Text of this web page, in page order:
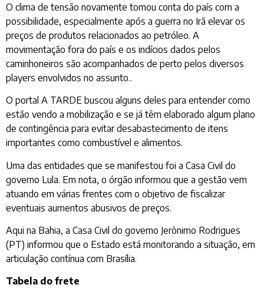
O clima de tensão novamente tomou conta do país com a
possibilidade, especialmente após a guerra no Irã elevar os
preços de produtos relacionados ao petróleo. A
movimentação fora do país e os indícios dados pelos
caminhoneiros são acompanhados de perto pelos diversos
players envolvidos no assunto..
O portal A TARDE buscou alguns deles para entender como
estão vendo a mobilização e se já têm elaborado algum plano
de contingência para evitar desabastecimento de itens
importantes como combustível e alimentos.
Uma das entidades que se manifestou foi a Casa Civil do
governo Lula. Em nota, o órgão informou que a gestão vem
atuando em várias frentes com o objetivo de fiscalizar
eventuais aumentos abusivos de preços.
Aqui na Bahia, a Casa Civil do governo Jerônimo Rodrigues
(PT) informou que o Estado está monitorando a situação, em
articulação contínua com Brasília.
Tabela do frete